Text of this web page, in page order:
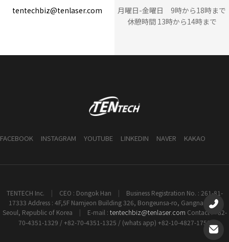
tentechbiz@tenlaser.com
月曜日-金曜日 9時から18時まで
休憩時間 13時から14時まで
FACEBOOK INSTAGRAM YOUTUBE LINKEDIN NAVER KAKAO
TENTECH Inc. | CEO : Dongok Han |
Business Registration No. : 261-81-
17333 Address : 4F,5F Namjeon Building 326, Bongeunsa-ro, Gangnam-gu,
Seoul, Republic of Korea
| E-mail : tentechbiz@tenlaser.com Contact : +82-
70-4351-1329 / +82-70-4351-1325 / (whats app) +82-10-4827-1753